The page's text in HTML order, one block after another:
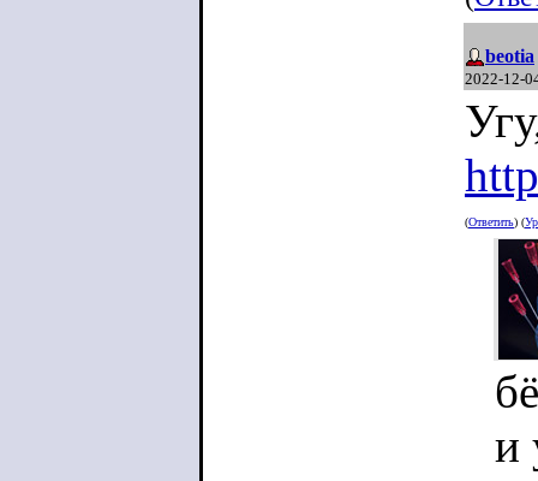
beotia
2022-12-
(Ответить) (
и